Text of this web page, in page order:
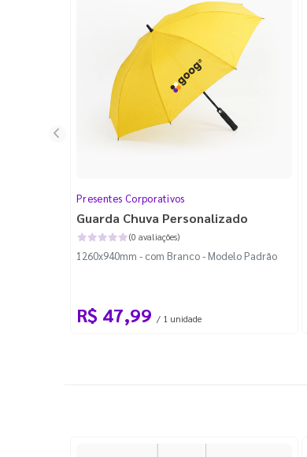
Presentes Corporativos
Guarda Chuva Personalizado
(0 avaliações)
1260x940mm - com Branco - Modelo Padrão
R$ 47,99 / 1 unidade